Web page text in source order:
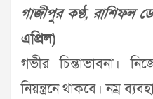
গাজীপুর কণ্ঠ, রাশিফল
এপ্রিল)
গভীর চিন্তাভাবনা।
নিয়ন্ত্রনে থাকবে। নম্র